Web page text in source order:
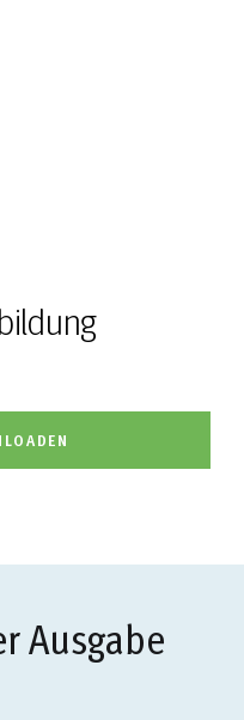
Ausgabe